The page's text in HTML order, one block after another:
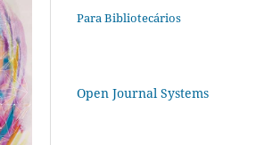
Para Bibliotecários
Open Journal Systems